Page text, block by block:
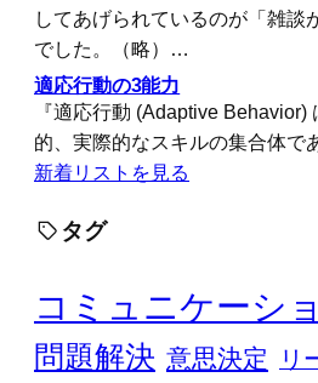
してあげられているのが「雑談
でした。（略）…
適応行動の3能力
『適応行動 (Adaptive
的、実際的なスキルの集合体で
新着リストを見る
タグ
コミュニケーシ
問題解決 意思決定
リ